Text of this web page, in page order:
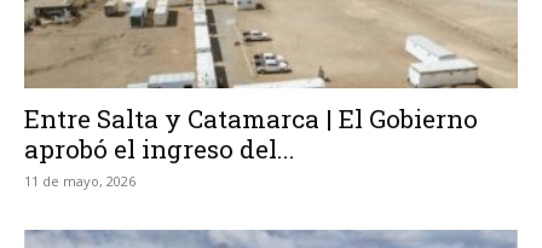
Entre Salta y Catamarca | El Gobierno
aprobó el ingreso del...
11 de mayo, 2026